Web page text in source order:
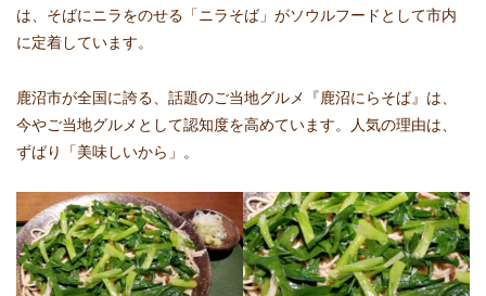
は、そばにニラをのせる「ニラそば」がソウルフードとして市内
に定着しています。
鹿沼市が全国に誇る、話題のご当地グルメ『鹿沼にらそば』は、
今やご当地グルメとして認知度を高めています。人気の理由は、
ずばり「美味しいから」。